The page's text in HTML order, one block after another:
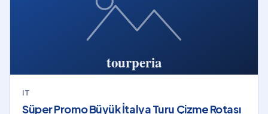
IT
Süper Promo Büyük İtalya Turu Çizme Rotası